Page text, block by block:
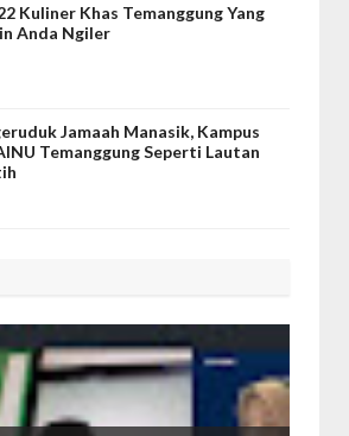
Kuliner Khas Temanggung Yang
Anda Ngiler
Jamaah Manasik, Kampus
Temanggung Seperti Lautan